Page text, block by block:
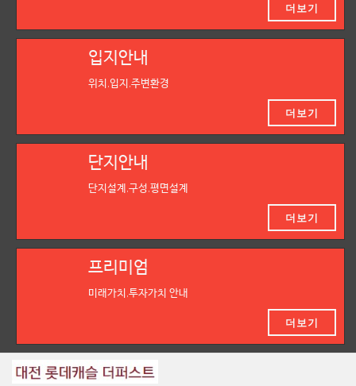
더보기
입지안내
위치,입지,주변환경
더보기
단지안내
단지설계,구성,평면설계
더보기
프리미엄
미래가치,투자가치 안내
더보기